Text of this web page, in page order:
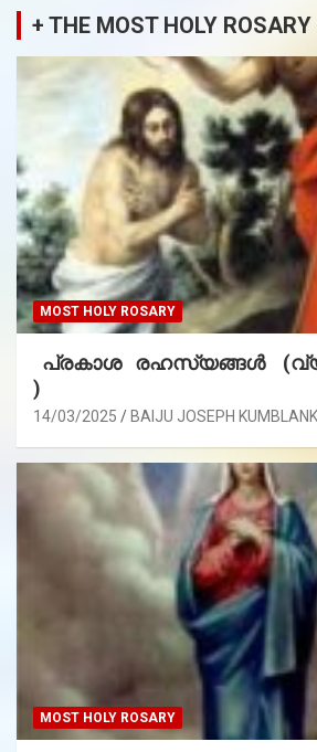
+ THE MOST HOLY ROSARY
MOST HOLY ROSARY
പ്രകാശ രഹസ്യങ്ങൾ
)
14/03/2025 BAIJU JOSEPH
MOST HOLY ROSARY